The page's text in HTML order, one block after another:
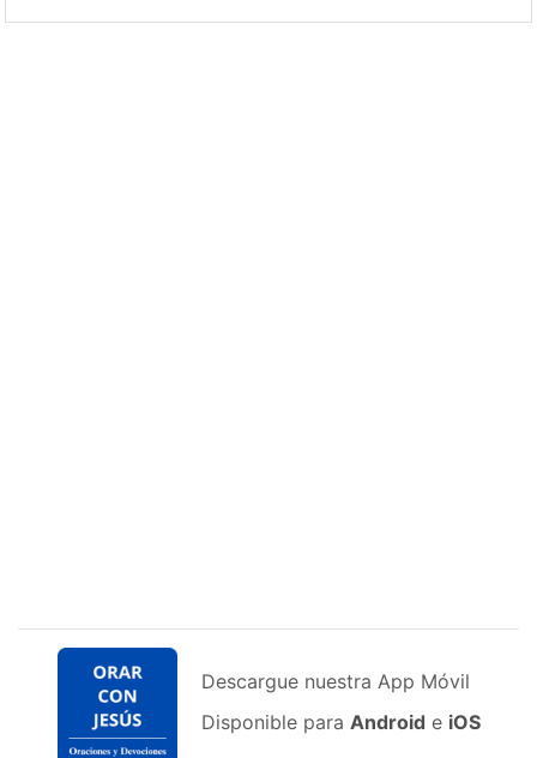
Descargue nuestra App Móvil
Disponible para Android e iOS